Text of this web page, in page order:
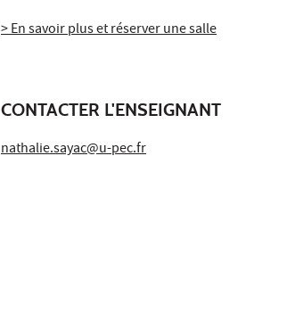
> En savoir plus et réserver une salle
CONTACTER L'ENSEIGNANT
nathalie.sayac@u-pec.fr